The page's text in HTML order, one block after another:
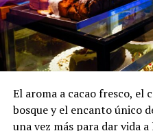
El aroma a cacao fresco, el
bosque y el encanto único
una vez más para dar vida